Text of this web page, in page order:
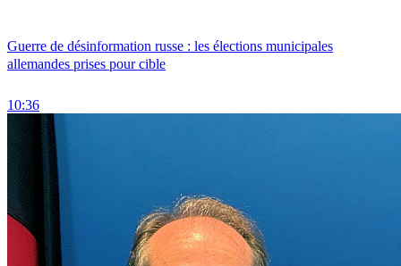
Guerre de désinformation russe : les élections municipales
allemandes prises pour cible
10:36